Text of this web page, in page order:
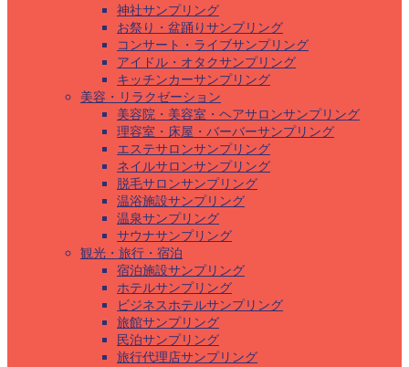
神社サンプリング
お祭り・盆踊りサンプリング
コンサート・ライブサンプリング
アイドル・オタクサンプリング
キッチンカーサンプリング
美容・リラクゼーション
美容院・美容室・ヘアサロンサンプリング
理容室・床屋・バーバーサンプリング
エステサロンサンプリング
ネイルサロンサンプリング
脱毛サロンサンプリング
温浴施設サンプリング
温泉サンプリング
サウナサンプリング
観光・旅行・宿泊
宿泊施設サンプリング
ホテルサンプリング
ビジネスホテルサンプリング
旅館サンプリング
民泊サンプリング
旅行代理店サンプリング